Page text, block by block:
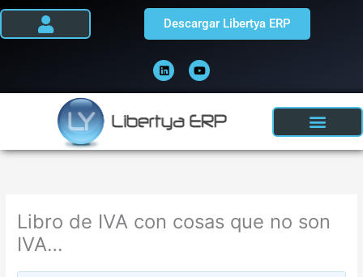
Ir
i
n
k
e
i
n
o
u
t
u
e
Descargar Libertya ERP
Libro de IVA con cosas que no son
IVA…